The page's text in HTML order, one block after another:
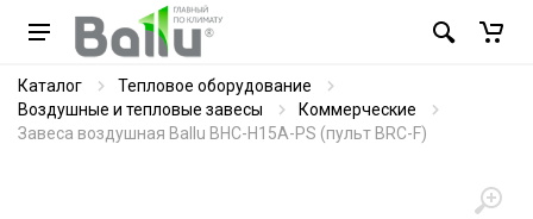
Каталог
Тепловое оборудование
Воздушные и тепловые завесы
Коммерческие
Завеса воздушная Ballu BHC-H15A-PS (пульт BRC-F)